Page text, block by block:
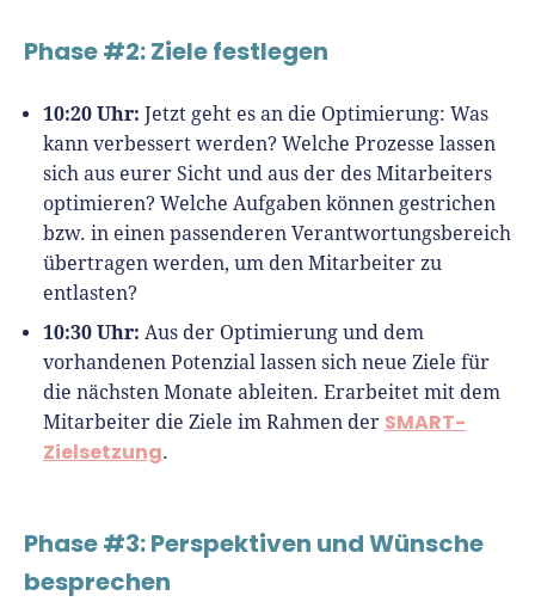
Phase #2: Ziele festlegen
10:20 Uhr: Jetzt geht es an die Optimierung: Was
kann verbessert werden? Welche Prozesse lassen
sich aus eurer Sicht und aus der des Mitarbeiters
optimieren? Welche Aufgaben können gestrichen
bzw. in einen passenderen Verantwortungsbereich
übertragen werden, um den Mitarbeiter zu
entlasten?
10:30 Uhr: Aus der Optimierung und dem
vorhandenen Potenzial lassen sich neue Ziele für
die nächsten Monate ableiten. Erarbeitet mit dem
Mitarbeiter die Ziele im Rahmen der SMART-
Zielsetzung.
Phase #3: Perspektiven und Wünsche
besprechen